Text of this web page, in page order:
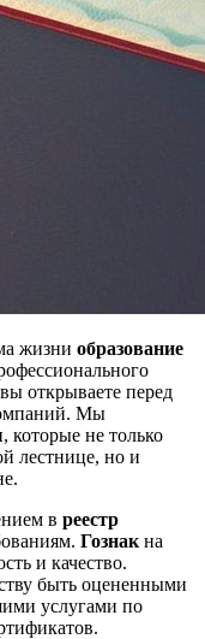
жизни образование
открываете перед
Мы
, которые не только
лестнице, но и
в реестр
Гознак на
и качество.
быть оцененными
услугами по